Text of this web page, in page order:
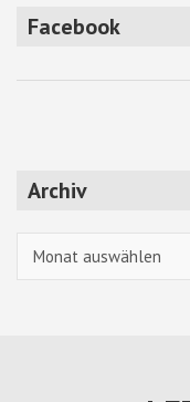
Facebook
Archiv